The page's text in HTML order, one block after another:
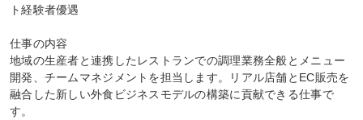
ト経験者優遇
仕事の内容
地域の生産者と連携したレストランでの調理業務全般とメニュー
開発、チームマネジメントを担当します。リアル店舗とEC販売を
融合した新しい外食ビジネスモデルの構築に貢献できる仕事で
す。